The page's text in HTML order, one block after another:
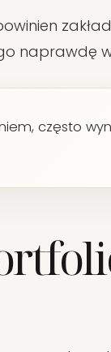
naprawdę
często